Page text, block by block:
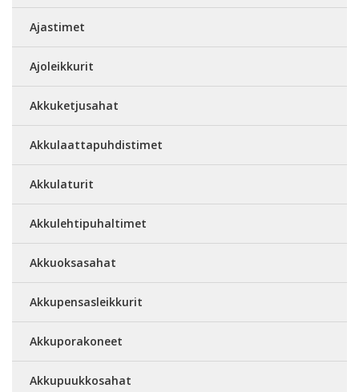
Ajastimet
Ajoleikkurit
Akkuketjusahat
Akkulaattapuhdistimet
Akkulaturit
Akkulehtipuhaltimet
Akkuoksasahat
Akkupensasleikkurit
Akkuporakoneet
Akkupuukkosahat